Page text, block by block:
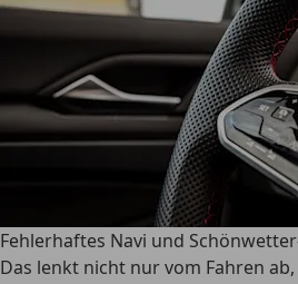
Fehlerhaftes Navi und
Das lenkt nicht nur vom Fahren